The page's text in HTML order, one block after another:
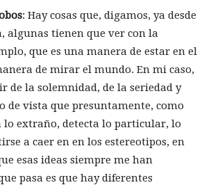
: Hay cosas que, digamos, ya desde
algunas tienen que ver con la
que es una manera de estar en el
de mirar el mundo. En mi caso,
de la solemnidad, de la seriedad y
de vista que presuntamente, como
lo extraño, detecta lo particular, lo
a caer en en los estereotipos, en
esas ideas siempre me han
pasa es que hay diferentes